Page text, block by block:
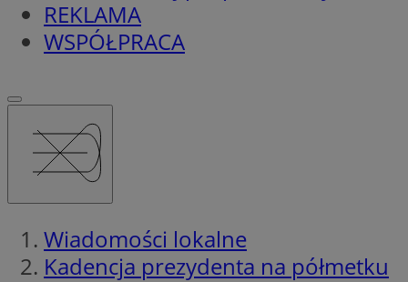
REKLAMA
WSPÓŁPRACA
Wiadomości lokalne
Kadencja prezydenta na półmetku